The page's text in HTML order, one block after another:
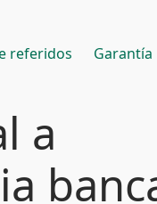
referidos Garantía
a